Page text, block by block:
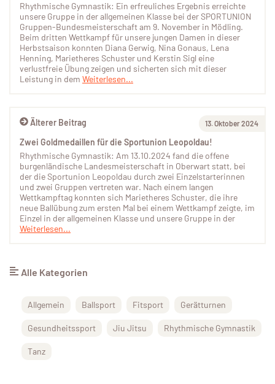
Älterer Beitrag 13. Oktober 2024
Zwei Goldmedaillen für die Sportunion Leopoldau!
Rhythmische Gymnastik: Am 13.10.2024 fand die offene
burgenländische Landesmeisterschaft in Oberwart statt, bei
der die Sportunion Leopoldau durch zwei Einzelstarterinnen
und zwei Gruppen vertreten war. Nach einem langen
Wettkampftag konnten sich Marietheres Schuster, die ihre
neue Ballübung zum ersten Mal bei einem Wettkampf zeigte, im
Einzel in der allgemeinen Klasse und unsere Gruppe in der
Weiterlesen...
Rhythmische Gymnastik: Ein erfreuliches Ergebnis erreichte
unsere Gruppe in der allgemeinen Klasse bei der SPORTUNION
Gruppen-Bundesmeisterschaft am 9. November in Mödling.
Beim dritten Wettkampf für unsere jungen Damen in dieser
Herbstsaison konnten Diana Gerwig, Nina Gonaus, Lena
Henning, Marietheres Schuster und Kerstin Sigl eine
verlustfreie Übung zeigen und sicherten sich mit dieser
Leistung in dem Weiterlesen...
Alle Kategorien
Allgemein Ballsport Fitsport Gerätturnen
Gesundheitssport Jiu Jitsu Rhythmische Gymnastik
Tanz